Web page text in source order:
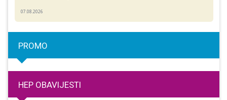
07.08.2026
PROMO
HEP OBAVIJESTI